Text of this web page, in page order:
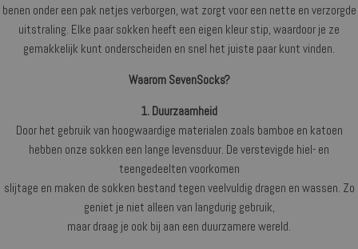
benen onder een pak netjes verborgen, wat zorgt voor een nette en verzorgde
uitstraling. Elke paar sokken heeft een eigen kleur stip, waardoor je ze
gemakkelijk kunt onderscheiden en snel het juiste paar kunt vinden.
Waarom SevenSocks?
1. Duurzaamheid
Door het gebruik van hoogwaardige materialen zoals bamboe en katoen
hebben onze sokken een lange levensduur. De verstevigde hiel- en
teengedeelten voorkomen
slijtage en maken de sokken bestand tegen veelvuldig dragen en wassen. Zo
geniet je niet alleen van langdurig gebruik,
maar draag je ook bij aan een duurzamere wereld.